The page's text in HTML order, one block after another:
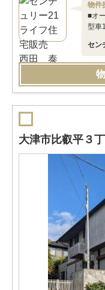
物件
■オ
型車
セン
大津市比叡平３